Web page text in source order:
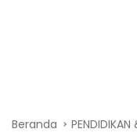
Beranda PENDIDIKAN